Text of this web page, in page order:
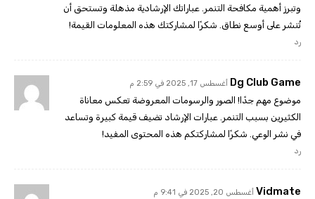
وتبرز أهمية مكافحة التنمر. عباراتك الإرشادية مذهلة وتستحق أن
تُنشر على أوسع نطاق. شكرًا لمشاركتك هذه المعلومات القيمة!
رد
Dg Club Game أغسطس 17, 2025 في 2:59 م
موضوع مهم جدًا! الصور والرسومات المعروضة تعكس معاناة
الكثيرين بسبب التنمر. عبارات الإرشاد تضيف قيمة كبيرة وتساعد
في نشر الوعي. شكرًا لمشاركتكم هذه المحتوى المفيد!
رد
Vidmate أغسطس 20, 2025 في 9:41 م